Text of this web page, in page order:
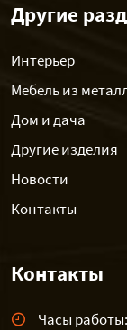
Другие
Интерьер
Мебель из
Дом и дача
Другие изделия
Новости
Контакты
Контакты
Часы